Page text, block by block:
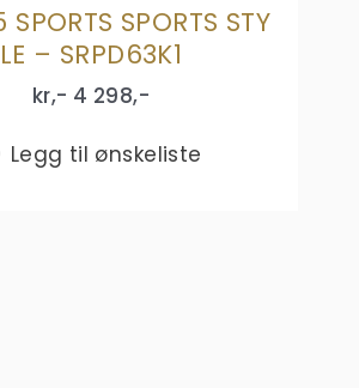
SPORTS SPORTS STY
LE – SRPD63K1
kr,- 4 298,-
Legg til ønskeliste